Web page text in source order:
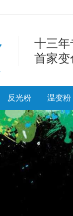
十三年
首家变
反光粉 温变粉